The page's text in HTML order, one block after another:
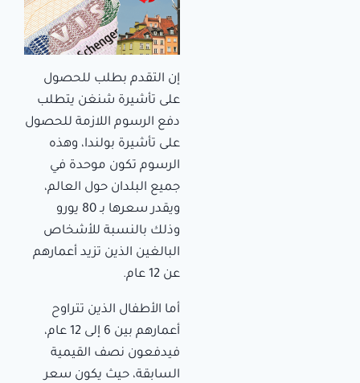
إن التقدم بطلب للحصول
على تأشيرة شنغن يتطلب
دفع الرسوم اللازمة للحصول
على تأشيرة بولندا، وهذه
الرسوم تكون موحدة في
جميع البلدان حول العالم،
ويقدر سعرها بـ 80 يورو
وذلك بالنسبة للأشخاص
البالغين الذين تزيد أعمارهم
عن 12 عام.
أما الأطفال الذين تتراوح
أعمارهم بين 6 إلى 12 عام،
فيدفعون نصف القيمية
السابقة، حيث يكون سعر